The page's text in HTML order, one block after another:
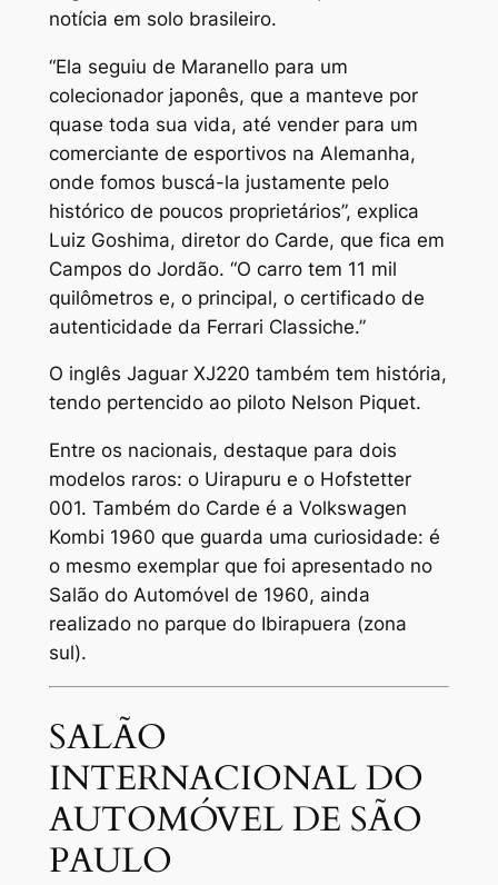
notícia em solo brasileiro.
“Ela seguiu de Maranello para um
colecionador japonês, que a manteve por
quase toda sua vida, até vender para um
comerciante de esportivos na Alemanha,
onde fomos buscá-la justamente pelo
histórico de poucos proprietários”, explica
Luiz Goshima, diretor do Carde, que fica em
Campos do Jordão. “O carro tem 11 mil
quilômetros e, o principal, o certificado de
autenticidade da Ferrari Classiche.”
O inglês Jaguar XJ220 também tem história,
tendo pertencido ao piloto Nelson Piquet.
Entre os nacionais, destaque para dois
modelos raros: o Uirapuru e o Hofstetter
001. Também do Carde é a Volkswagen
Kombi 1960 que guarda uma curiosidade: é
o mesmo exemplar que foi apresentado no
Salão do Automóvel de 1960, ainda
realizado no parque do Ibirapuera (zona
sul).
SALÃO
INTERNACIONAL DO
AUTOMÓVEL DE SÃO
PAULO